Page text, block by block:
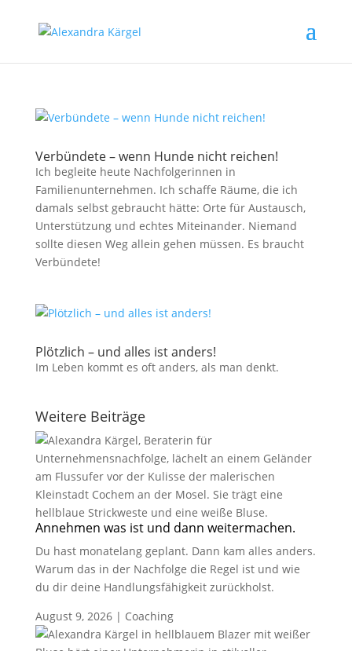
Verbündete – wenn Hunde nicht reichen!
Ich begleite heute Nachfolgerinnen in
Familienunternehmen. Ich schaffe Räume, die ich
damals selbst gebraucht hätte: Orte für Austausch,
Unterstützung und echtes Miteinander. Niemand
sollte diesen Weg allein gehen müssen. Es braucht
Verbündete!
Plötzlich – und alles ist anders!
Im Leben kommt es oft anders, als man denkt.
Weitere Beiträge
Annehmen was ist und dann weitermachen.
Du hast monatelang geplant. Dann kam alles anders.
Warum das in der Nachfolge die Regel ist und wie
du dir deine Handlungsfähigkeit zurückholst.
August 9, 2026| Coaching